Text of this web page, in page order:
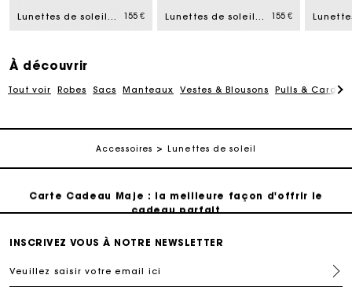
Lunettes de soleil pilote 155 € Lunettes de soleil pilote 155 €
À découvrir
Tout voir Robes Sacs Manteaux Vestes & Blousons Pulls &
Accessoires Lunettes de soleil
Livraison à domicile offerte sous 2 jours ouvrés
Paiement en plusieurs fois sans frais
Suivi de commande
Carte Cadeau Maje : la meilleure façon d'offrir le
cadeau parfait
Livraison à domicile offerte sous 2 jours ouvrés
Paiement en plusieurs fois sans frais
INSCRIVEZ VOUS À NOTRE NEWSLETTER
Veuillez saisir votre email ici